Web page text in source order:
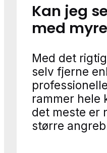
Kan jeg
med
Med det
selv fjerne
rammer hele
det meste er
større